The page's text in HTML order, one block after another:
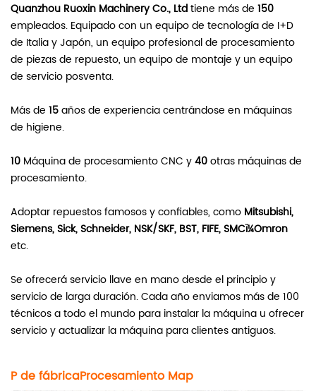
Quanzhou Ruoxin Machinery Co., Ltdtiene más de 150
empleados. Equipado con un equipo de tecnología de I+D
de Italia y Japón, un equipo profesional de procesamiento
de piezas de repuesto, un equipo de montaje y un equipo
de servicio posventa.
Más de 15años de experiencia centrándose en máquinas
de higiene.
10 Máquina de procesamiento CNC y40otras máquinas de
procesamiento.
Adoptar repuestos famosos y confiables, como Mitsubishi,
Siemens, Sick, Schneider, NSK/SKF, BST, FIFE, SMCï¼Omron
etc.
Se ofrecerá servicio llave en mano desde el principio y
servicio de larga duración. Cada año enviamos más de 100
técnicos a todo el mundo para instalar la máquina u ofrecer
servicio y actualizar la máquina para clientes antiguos.
P de fábricaProcesamientoMap